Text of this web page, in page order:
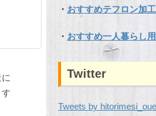
・ おすすめテフロン加
・ おすすめ一人暮らし
Twitter
Tweets by